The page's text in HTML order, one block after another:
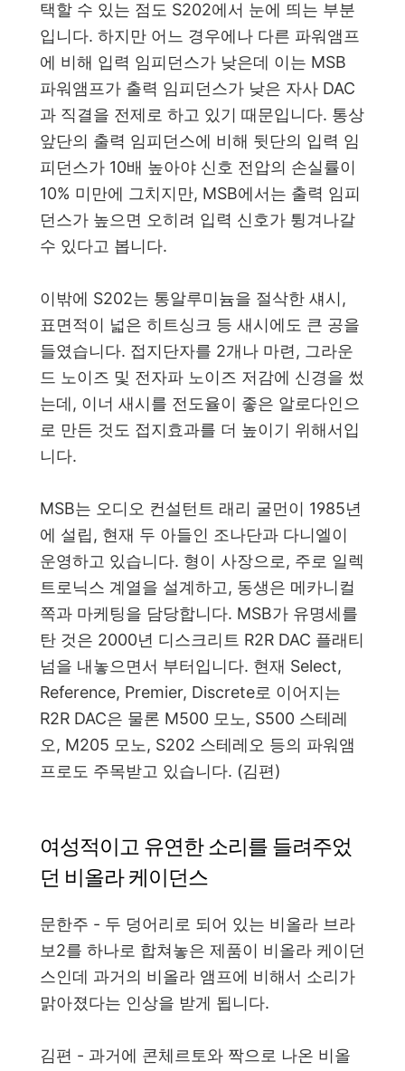
택할 수 있는 점도 S202에서 눈에 띄는 부분
입니다. 하지만 어느 경우에나 다른 파워앰프
에 비해 입력 임피던스가 낮은데 이는 MSB
파워앰프가 출력 임피던스가 낮은 자사 DAC
과 직결을 전제로 하고 있기 때문입니다. 통상
앞단의 출력 임피던스에 비해 뒷단의 입력 임
피던스가 10배 높아야 신호 전압의 손실률이
10% 미만에 그치지만, MSB에서는 출력 임피
던스가 높으면 오히려 입력 신호가 튕겨나갈
수 있다고 봅니다.
이밖에 S202는 통알루미늄을 절삭한 섀시,
표면적이 넓은 히트싱크 등 새시에도 큰 공을
들였습니다. 접지단자를 2개나 마련, 그라운
드 노이즈 및 전자파 노이즈 저감에 신경을 썼
는데, 이너 새시를 전도율이 좋은 알로다인으
로 만든 것도 접지효과를 더 높이기 위해서입
니다.
MSB는 오디오 컨설턴트 래리 굴먼이 1985년
에 설립, 현재 두 아들인 조나단과 다니엘이
운영하고 있습니다. 형이 사장으로, 주로 일렉
트로닉스 계열을 설계하고, 동생은 메카니컬
쪽과 마케팅을 담당합니다. MSB가 유명세를
탄 것은 2000년 디스크리트 R2R DAC 플래티
넘을 내놓으면서 부터입니다. 현재 Select,
Reference, Premier, Discrete로 이어지는
R2R DAC은 물론 M500 모노, S500 스테레
오, M205 모노, S202 스테레오 등의 파워앰
프로도 주목받고 있습니다. (김편)
여성적이고 유연한 소리를 들려주었
던 비올라 케이던스
문한주 - 두 덩어리로 되어 있는 비올라 브라
보2를 하나로 합쳐놓은 제품이 비올라 케이던
스인데 과거의 비올라 앰프에 비해서 소리가
맑아졌다는 인상을 받게 됩니다.
김편 - 과거에 콘체르토와 짝으로 나온 비올